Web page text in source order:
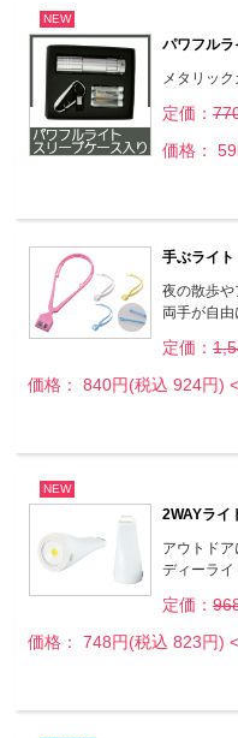
NEW
パワフル
メタリック
定価：
価格：
手ぶライト
夜の散歩
両手が自由
定価：
価格： 840円(税込 924円)
NEW
2WAYラ
アウトド
ディーライ
定価：
価格： 748円(税込 823円)